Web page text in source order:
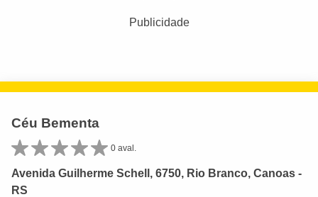
Publicidade
Céu Bementa
0 aval.
Avenida Guilherme Schell, 6750, Rio Branco, Canoas -
RS